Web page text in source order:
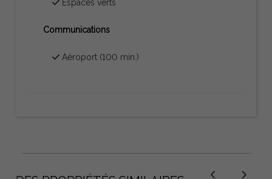
Espaces verts
Communications
Aéroport (100 min.)